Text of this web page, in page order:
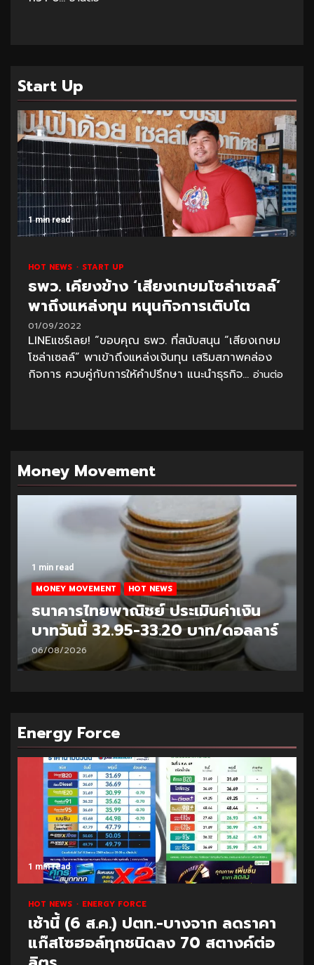
Start Up
1 min read
HOT NEWS START UP
ธพว. เคียงข้าง ‘เสียงเกษมโซล่าเซลล์’
พาถึงแหล่งทุน หนุนกิจการเติบโต
01/09/2022
LINEแชร์เลย! “ขอบคุณ ธพว. ที่สนับสนุน “เสียงเกษม
โซล่าเซลล์” พาเข้าถึงแหล่งเงินทุน เสริมสภาพคล่อง
กิจการ ควบคู่กับการให้คำปรึกษา แนะนำธุรกิจ... อ่านต่อ
Money Movement
1 min read
MONEY MOVEMENT HOT NEWS
ธนาคารไทยพาณิชย์ ประเมินค่าเงิน
บาทวันนี้ 32.95-33.20 บาท/ดอลลาร์
06/08/2026
Energy Force
1 min read
HOT NEWS ENERGY FORCE
เช้านี้ (6 ส.ค.) ปตท.-บางจาก ลดราคา
แก๊สโซฮอล์ทุกชนิดลง 70 สตางค์ต่อ